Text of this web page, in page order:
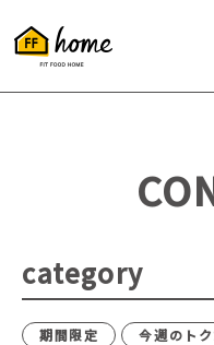
category
期間限定 今週のト